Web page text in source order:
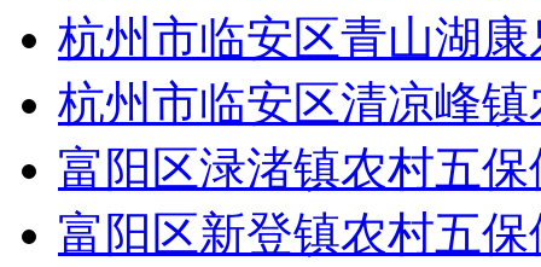
杭州市临安区青山湖
杭州市临安区清凉峰
富阳区渌渚镇农村五
富阳区新登镇农村五